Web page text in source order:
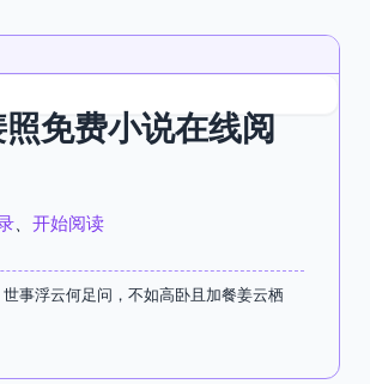
免费小说在线阅
开始阅读
事浮云何足问，不如高卧且加餐姜云栖